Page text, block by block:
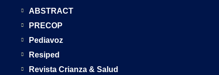
ABSTRACT
PRECOP
Pediavoz
Resiped
Revista Crianza & Salud